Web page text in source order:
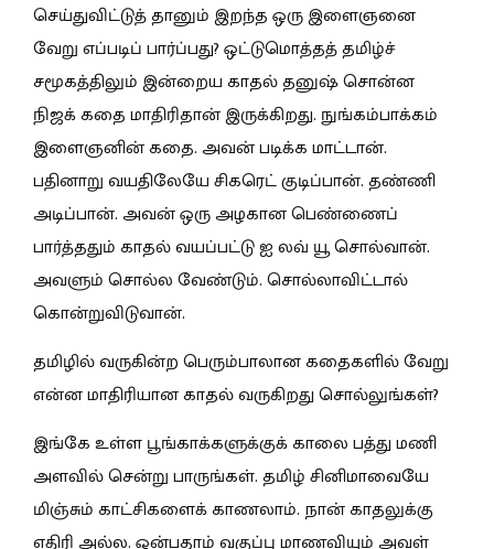
செய்துவிட்டுத் தானும் இறந்த ஒரு இளைஞனை
வேறு எப்படிப் பார்ப்பது? ஒட்டுமொத்தத் தமிழ்ச்
சமூகத்திலும் இன்றைய காதல் தனுஷ் சொன்ன
நிஜக் கதை மாதிரிதான் இருக்கிறது. நுங்கம்பாக்கம்
இளைஞனின் கதை. அவன் படிக்க மாட்டான்.
பதினாறு வயதிலேயே சிகரெட் குடிப்பான். தண்ணி
அடிப்பான். அவன் ஒரு அழகான பெண்ணைப்
பார்த்ததும் காதல் வயப்பட்டு ஐ லவ் யூ சொல்வான்.
அவளும் சொல்ல வேண்டும். சொல்லாவிட்டால்
கொன்றுவிடுவான்.
தமிழில் வருகின்ற பெரும்பாலான கதைகளில் வேறு
என்ன மாதிரியான காதல் வருகிறது சொல்லுங்கள்?
இங்கே உள்ள பூங்காக்களுக்குக் காலை பத்து மணி
அளவில் சென்று பாருங்கள். தமிழ் சினிமாவையே
மிஞ்சும் காட்சிகளைக் காணலாம். நான் காதலுக்கு